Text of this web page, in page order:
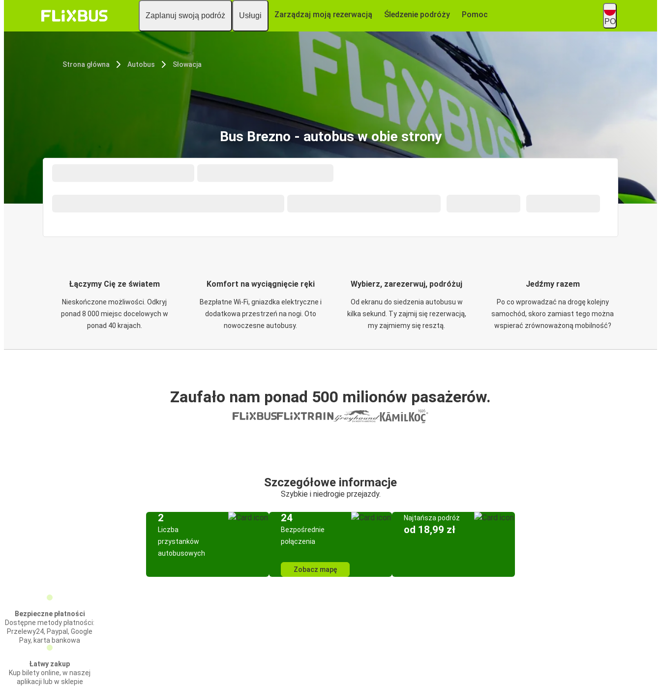
Zaplanuj swoją podróż Usługi Zarządzaj moją rezerwacją Śledzenie podróży Pomoc
PO
Strona główna Autobus Słowacja
Bus Brezno - autobus w obie strony
Łączymy Cię ze światem
Nieskończone możliwości. Odkryj
ponad 8 000 miejsc docelowych w
ponad 40 krajach.
Komfort na wyciągnięcie ręki
Bezpłatne Wi-Fi, gniazdka elektryczne i
dodatkowa przestrzeń na nogi. Oto
nowoczesne autobusy.
Wybierz, zarezerwuj, podróżuj
Od ekranu do siedzenia autobusu w
kilka sekund. Ty zajmij się rezerwacją,
my zajmiemy się resztą.
Jedźmy razem
Po co wprowadzać na drogę kolejny
samochód, skoro zamiast tego można
wspierać zrównoważoną mobilność?
Zaufało nam ponad 500 milionów pasażerów.
Szczegółowe informacje
Szybkie i niedrogie przejazdy.
2
Liczba
przystanków
autobusowych
24
Bezpośrednie
połączenia
Zobacz mapę
Najtańsza podróż
od 18,99 zł
Bezpieczne płatności
Dostępne metody płatności:
Przelewy24, Paypal, Google
Pay, karta bankowa
Łatwy zakup
Kup bilety online, w naszej
aplikacji lub w sklepie